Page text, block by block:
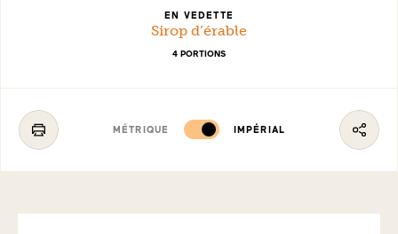
EN VEDETTE
Sirop d’érable
4 PORTIONS
MÉTRIQUE IMPÉRIAL